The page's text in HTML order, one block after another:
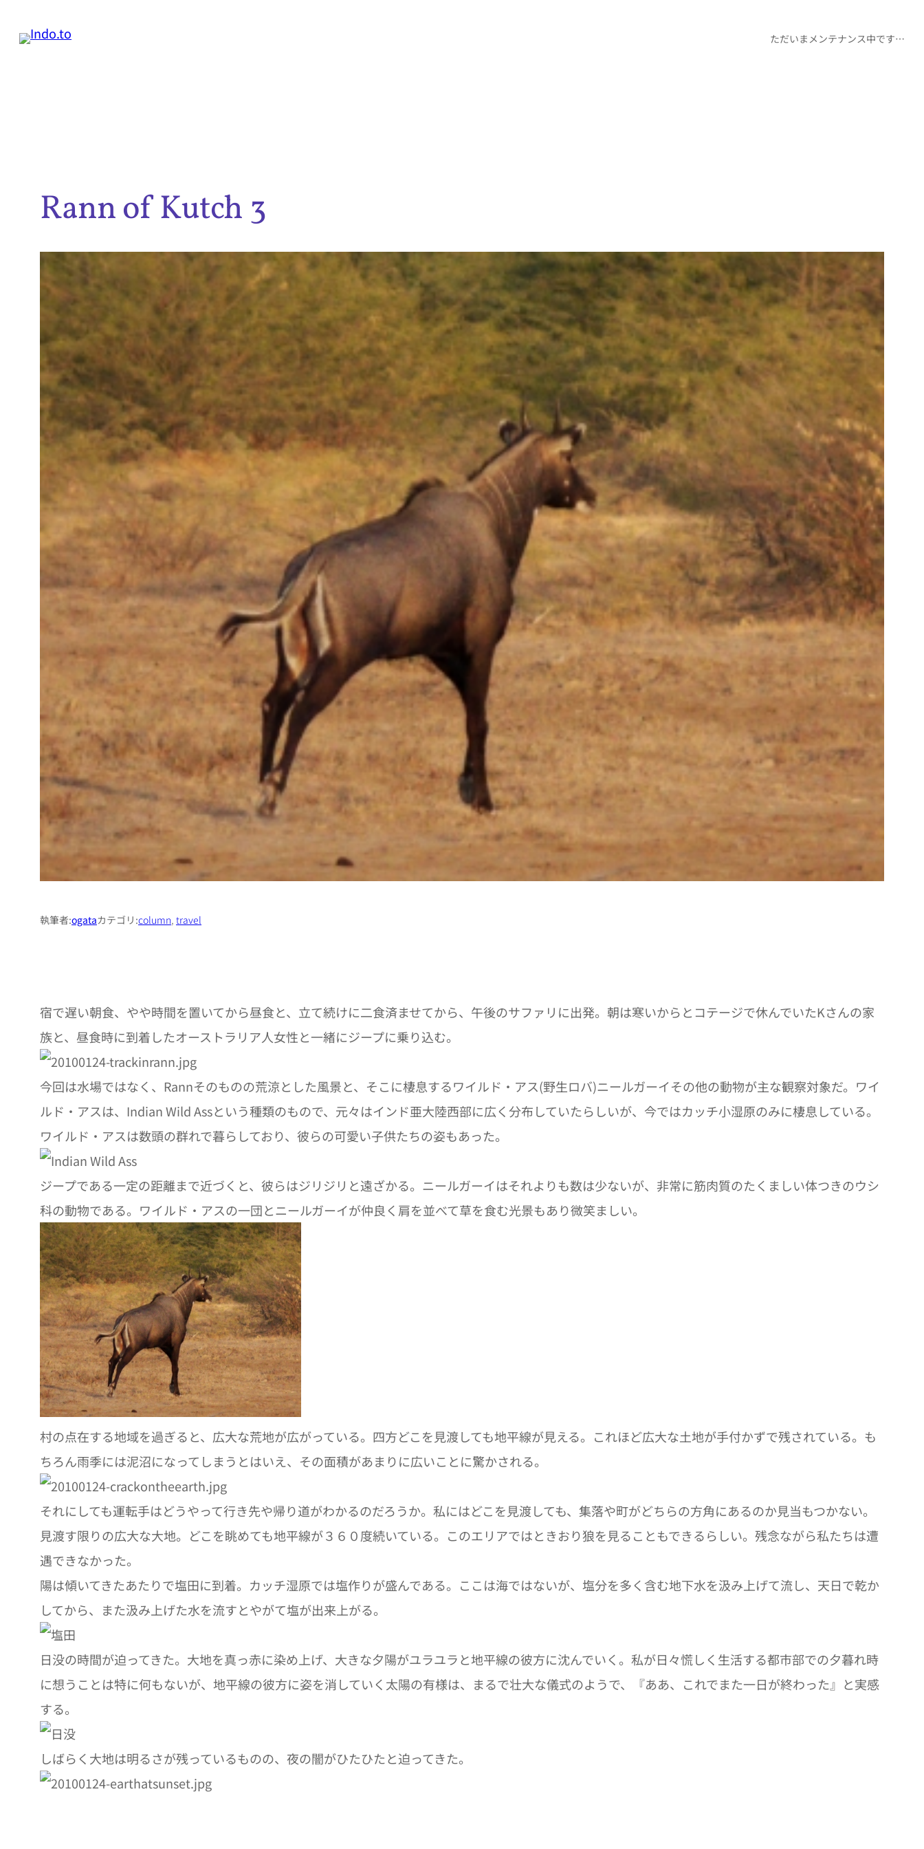
ただいまメンテナンス中です…
Rann of Kutch 3
執筆者:ogataカテゴリ:column, travel
宿で遅い朝食、やや時間を置いてから昼食と、立て続けに二食済ませてから、午後のサファリに出発。朝は寒いからとコテージで休んでいたKさんの家
族と、昼食時に到着したオーストラリア人女性と一緒にジープに乗り込む。
今回は水場ではなく、Rannそのものの荒涼とした風景と、そこに棲息するワイルド・アス(野生ロバ)ニールガーイその他の動物が主な観察対象だ。ワイ
ルド・アスは、Indian Wild Assという種類のもので、元々はインド亜大陸西部に広く分布していたらしいが、今ではカッチ小湿原のみに棲息している。
ワイルド・アスは数頭の群れで暮らしており、彼らの可愛い子供たちの姿もあった。
ジープである一定の距離まで近づくと、彼らはジリジリと遠ざかる。ニールガーイはそれよりも数は少ないが、非常に筋肉質のたくましい体つきのウシ
科の動物である。ワイルド・アスの一団とニールガーイが仲良く肩を並べて草を食む光景もあり微笑ましい。
村の点在する地域を過ぎると、広大な荒地が広がっている。四方どこを見渡しても地平線が見える。これほど広大な土地が手付かずで残されている。も
ちろん雨季には泥沼になってしまうとはいえ、その面積があまりに広いことに驚かされる。
それにしても運転手はどうやって行き先や帰り道がわかるのだろうか。私にはどこを見渡しても、集落や町がどちらの方角にあるのか見当もつかない。
見渡す限りの広大な大地。どこを眺めても地平線が３６０度続いている。このエリアではときおり狼を見ることもできるらしい。残念ながら私たちは遭
遇できなかった。
陽は傾いてきたあたりで塩田に到着。カッチ湿原では塩作りが盛んである。ここは海ではないが、塩分を多く含む地下水を汲み上げて流し、天日で乾か
してから、また汲み上げた水を流すとやがて塩が出来上がる。
日没の時間が迫ってきた。大地を真っ赤に染め上げ、大きな夕陽がユラユラと地平線の彼方に沈んでいく。私が日々慌しく生活する都市部での夕暮れ時
に想うことは特に何もないが、地平線の彼方に姿を消していく太陽の有様は、まるで壮大な儀式のようで、『ああ、これでまた一日が終わった』と実感
する。
しばらく大地は明るさが残っているものの、夜の闇がひたひたと迫ってきた。